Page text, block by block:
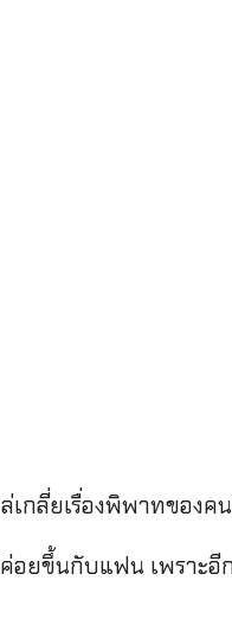
เกลี่ยเรื่องพิพาทของค
อยขึ้นกับแฟน เพราะอี